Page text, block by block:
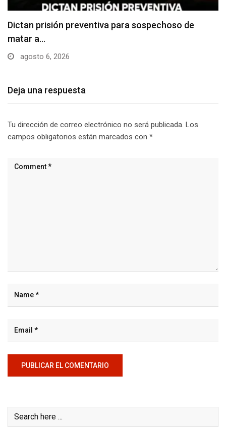
Usuarios madrugan y hacen largas filas para
obtener…
agosto 6, 2026
Deja una respuesta
Tu dirección de correo electrónico no será publicada. Los
campos obligatorios están marcados con *